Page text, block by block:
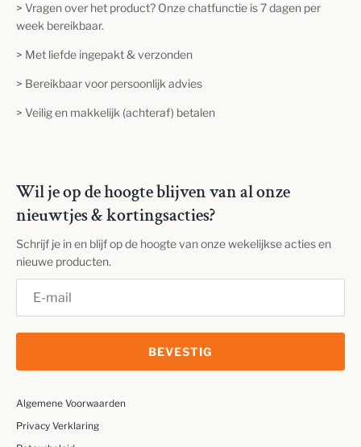
> Vragen over het product? Onze chatfunctie is 7 dagen per
week bereikbaar.
> Met liefde ingepakt & verzonden
> Bereikbaar voor persoonlijk advies
> Veilig en makkelijk (achteraf) betalen
Wil je op de hoogte blijven van al onze
nieuwtjes & kortingsacties?
Schrijf je in en blijf op de hoogte van onze wekelijkse acties en
nieuwe producten.
BEVESTIG
Algemene Voorwaarden
Privacy Verklaring